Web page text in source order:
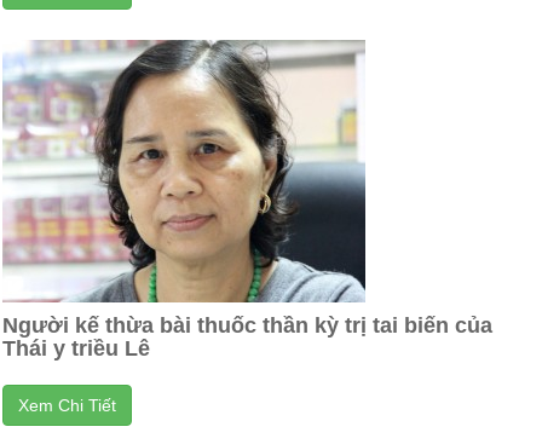
Người kế thừa bài thuốc thần kỳ trị tai biến của
Thái y triều Lê
Xem Chi Tiết